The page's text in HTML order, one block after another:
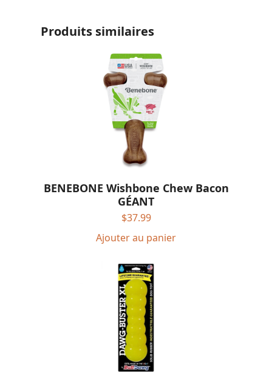
Produits similaires
BENEBONE Wishbone Chew Bacon
GÉANT
$37.99
Ajouter au panier